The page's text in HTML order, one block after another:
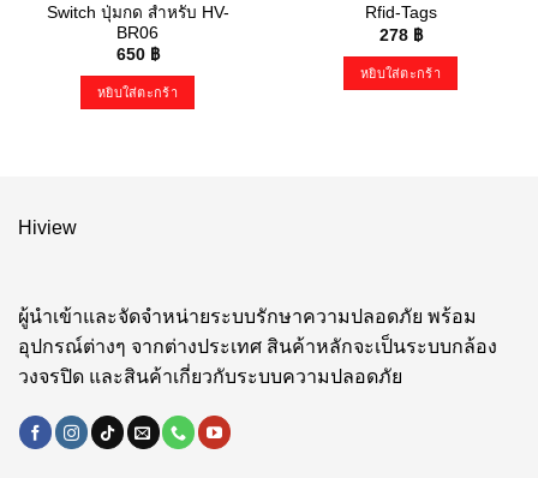
Switch ปุ่มกด สำหรับ HV-
BR06
650 ฿
หยิบใส่ตะกร้า
Rfid-Tags
278 ฿
หยิบใส่ตะกร้า
Hiview
ผู้นำเข้าและจัดจำหน่ายระบบรักษาความปลอดภัย พร้อม
อุปกรณ์ต่างๆ จากต่างประเทศ สินค้าหลักจะเป็นระบบกล้อง
วงจรปิด และสินค้าเกี่ยวกับระบบความปลอดภัย